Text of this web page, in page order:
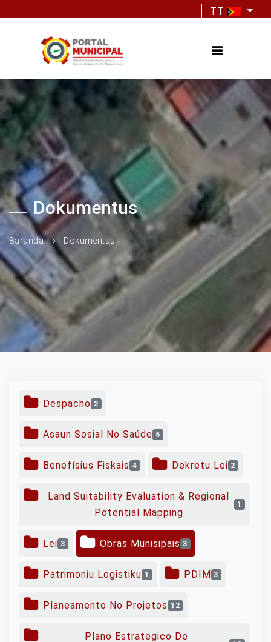
TT
Dokumentus
Baranda Dokumentus
Despacho 2
Asaun Sosial No Saúde 5
Benefísius Fiskais 4 Dekretu Lei 2
Land Suitability Evaluation & Regional
Potential Mapping
1
Lei 3 Obras Munisipais 3
Patrimoniu Logistiku 1 PDIM 3
Planeamento No Projetos 12
Plano Estrategico De